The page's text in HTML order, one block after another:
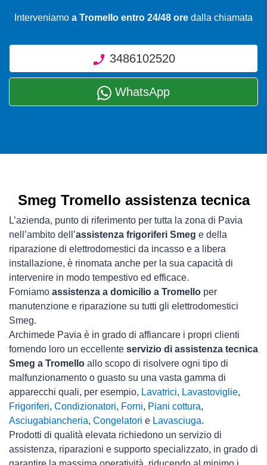
Interveniamo a Tromello entro 24/48 ore dalla chiamata
3486102520
WhatsApp
Smeg Tromello assistenza tecnica
L’azienda, punto di riferimento per tutta la zona di Pavia
nell’ambito dell’assistenza frigoriferi Smeg e della
riparazione di elettrodomestici da incasso e a libera
installazione, è rinomata anche per la sua capacità di
intervenire in modo tempestivo ed efficace.
Forniamo assistenza a domicilio a Tromello per
manutenzione e riparazione su tutti gli elettrodomestici
Smeg.
Archimede Pavia è in grado di affiancare i propri clienti
fornendo loro un eccellente servizio di assistenza tecnica
Smeg a Tromello allo scopo di risolvere ogni tipo di
malfunzionamento o guasto su una vasta gamma di
apparecchi quali, per esempio, Lavatrici, Lavastoviglie,
Frigoriferi, Condizionatori, Forni, Piani cottura,
Asciugabiancheria, Congelatori e Lavasciuga.
Prodotti di qualità elevata richiedono un servizio di
assistenza, riparazioni e supporto specializzato, in grado di